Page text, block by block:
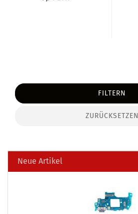
FILTERN
ZURÜCKSETZEN
Neue Artikel